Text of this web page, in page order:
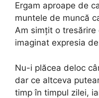
Ergam aproape de
muntele de muncă
Am simțit o
imaginat expresia
Nu-i plăcea deloc
dar ce altceva
timp în timpul zilei,